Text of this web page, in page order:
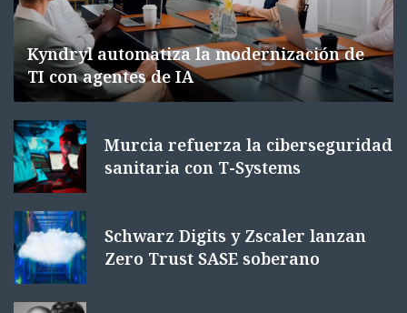
Kyndryl automatiza la modernización de
TI con agentes de IA
Murcia refuerza la ciberseguridad
sanitaria con T-Systems
Schwarz Digits y Zscaler lanzan
Zero Trust SASE soberano